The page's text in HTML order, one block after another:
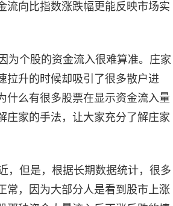
流向比指数涨跌幅更能反映市场实
个股的资金流入很难算准。庄家
拉升的时候却吸引了很多散户进
什么有很多股票在显示资金流入量
庄家的手法，让大家充分了解庄家
但是，根据长期数据统计，很多
常，因为大部分人是看到股市上涨